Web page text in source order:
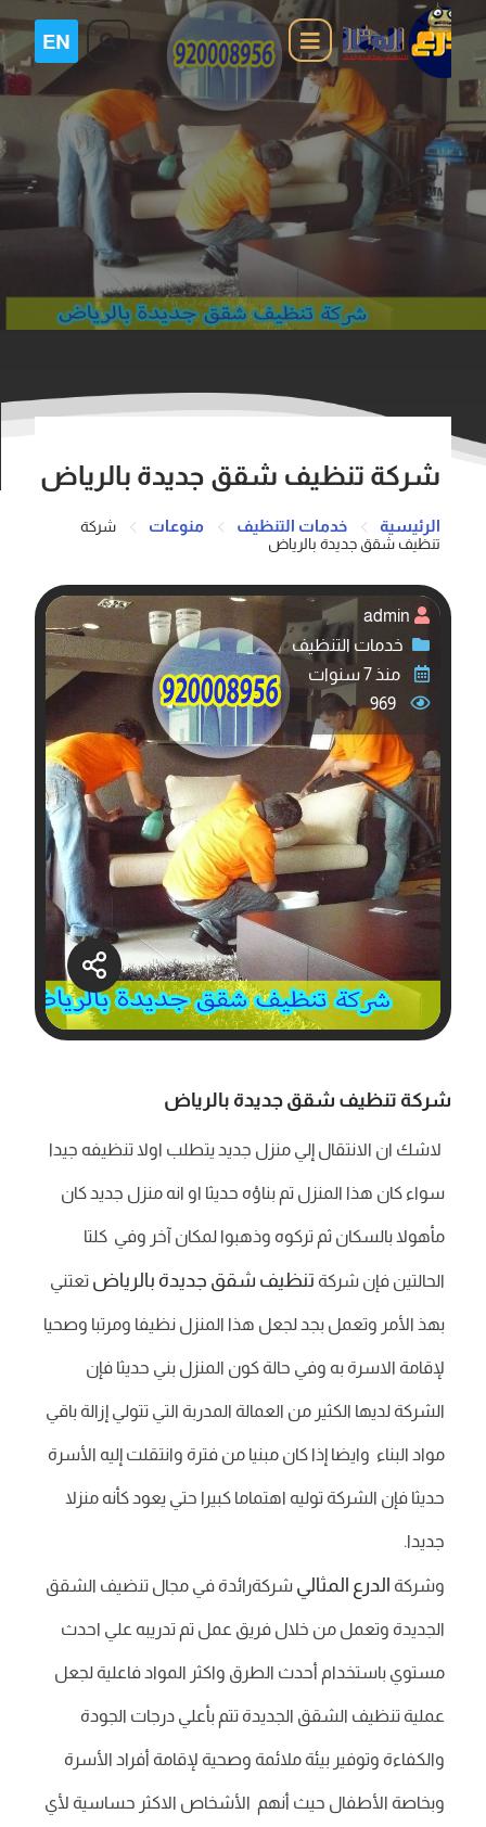
شركة تنظيف شقق جديدة بالرياض
الرئيسية خدمات التنظيف منوعات
شركة
تنظيف شقق جديدة بالرياض
admin
خدمات التنظيف
منذ 7 سنوات
969
شركة تنظيف شقق جديدة بالرياض
لاشك ان الانتقال إلي منزل جديد يتطلب اولا تنظيفه جيدا
سواء كان هذا المنزل تم بناؤه حديثا او انه منزل جديد كان
مأهولا بالسكان ثم تركوه وذهبوا لمكان آخر وفي كلتا
الحالتين فإن شركة تنظيف شقق جديدة بالرياض تعتني
بهذ الأمر وتعمل بجد لجعل هذا المنزل نظيفا ومرتبا وصحيا
لإقامة الاسرة به وفي حالة كون المنزل بني حديثا فإن
الشركة لديها الكثير من العمالة المدربة التي تتولي إزالة باقي
مواد البناء وايضا إذا كان مبنيا من فترة وانتقلت إليه الأسرة
حديثا فإن الشركة توليه اهتماما كبيرا حتي يعود كأنه منزلا
جديدا.
وشركة الدرع المثالي شركةرائدة في مجال تنضيف الشقق
الجديدة وتعمل من خلال فريق عمل تم تدريبه علي احدث
مستوي باستخدام أحدث الطرق واكثر المواد فاعلية لجعل
عملية تنظيف الشقق الجديدة تتم بأعلي درجات الجودة
والكفاءة وتوفير بيئة ملائمة وصحية لإقامة أفراد الأسرة
وبخاصة الأطفال حيث أنهم الأشخاص الاكثر حساسية لأي